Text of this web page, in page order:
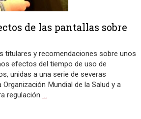
de las pantallas sobre
titulares y recomendaciones sobre unos
efectos del tiempo de uso de
unidas a una serie de severas
Mundial de la Salud y a
regulación …